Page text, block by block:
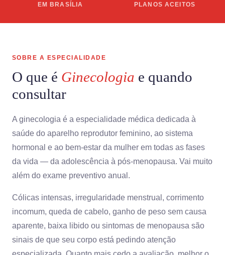
EM BRASÍLIA PLANOS ACEITOS
SOBRE A ESPECIALIDADE
O que é Ginecologia e quando
consultar
A ginecologia é a especialidade médica dedicada à
saúde do aparelho reprodutor feminino, ao sistema
hormonal e ao bem-estar da mulher em todas as fases
da vida — da adolescência à pós-menopausa. Vai muito
além do exame preventivo anual.
Cólicas intensas, irregularidade menstrual, corrimento
incomum, queda de cabelo, ganho de peso sem causa
aparente, baixa libido ou sintomas de menopausa são
sinais de que seu corpo está pedindo atenção